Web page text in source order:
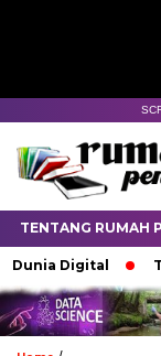
TENTANG RUMAH
Digital